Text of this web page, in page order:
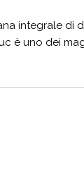
integrale di
è uno dei